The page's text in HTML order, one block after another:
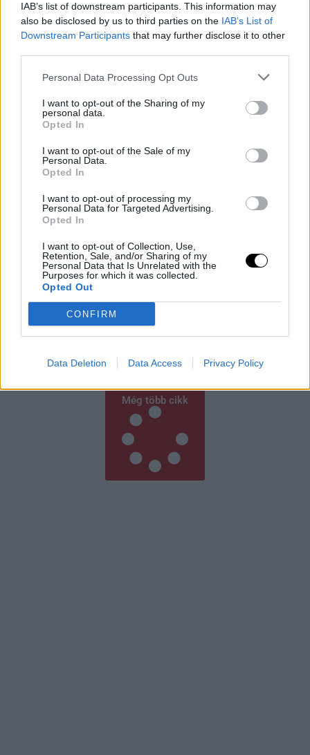
IAB’s list of downstream participants. This information may
also be disclosed by us to third parties on the IAB’s List of
Downstream Participants that may further disclose it to other
Personal Data Processing Opt Outs
I want to opt-out of the Sharing of my
personal data.
Opted In
I want to opt-out of the Sale of my
Personal Data.
Opted In
I want to opt-out of processing my
Personal Data for Targeted Advertising.
Opted In
I want to opt-out of Collection, Use,
Retention, Sale, and/or Sharing of my
Personal Data that Is Unrelated with the
Purposes for which it was collected.
Opted Out
CONFIRM
Data Deletion Data Access Privacy Policy
megkapd a legélesebb elemzéseket, kritikákat és
tanácsokat! Az ultra-feldolgozott élelmiszerek (UPF)
manapság az egyik legnagyobb mumusnak
számítanak, de
Rooby
augusztus 6, 2026
Védelmi Fellendülés: A Felvirágzás Új
Forrása
Japán kormánya új védelmi fehér könyvében nem
csupán az ország védelmeként, hanem a gazdasági
növekedés motorjaként is beállítja a katonai
fejlesztéseket. A dokumentum szerint a
augusztus 6, 2026
Még több cikk